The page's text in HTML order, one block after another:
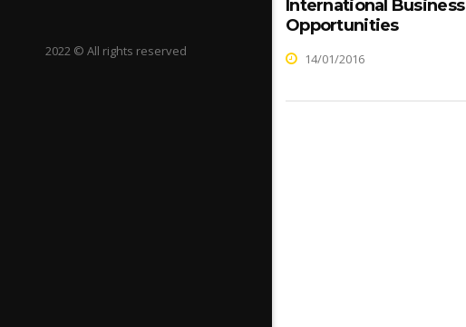
2022 © All rights reserved
International Business
Opportunities
14/01/2016